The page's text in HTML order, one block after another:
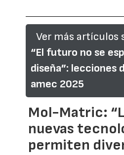
Ver más artículos
“El futuro no se
diseña”: lecciones
amec 2025
Mol-Matric:
nuevas
permiten